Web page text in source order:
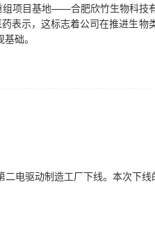
项目基地——合肥欣竹生物科技
表示，这标志着公司在推进生物
础。
电驱动制造工厂下线。本次下